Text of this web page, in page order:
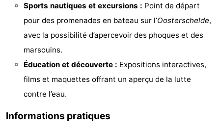
d'intérêt
Musées
Monuments
Points
vue
Attractions
Terrains
-
Sports nautiques et excursions : Point de départ
pour des promenades en bateau sur l’Oosterschelde,
avec la possibilité d’apercevoir des phoques et des
marsouins.
Éducation et découverte : Expositions interactives,
films et maquettes offrant un aperçu de la lutte
contre l’eau.
Informations pratiques